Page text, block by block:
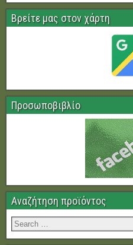
Βρείτε μας στον χάρτη
Προσωποβιβλίο
Αναζήτηση προϊόντος